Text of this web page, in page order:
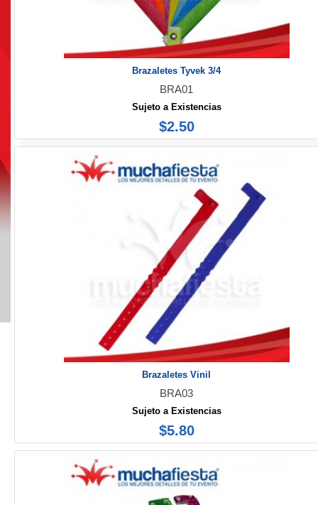
Brazaletes Tyvek 3/4
BRA01
Sujeto a Existencias
$2.50
Brazaletes Vinil
BRA03
Sujeto a Existencias
$5.80